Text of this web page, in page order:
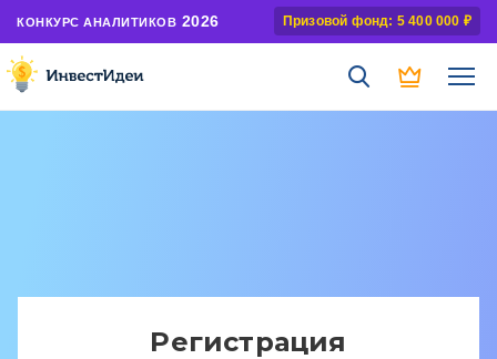
КОНКУРС АНАЛИТИКОВ 2026 Призовой фонд: 5 400 000 ₽
Регистрация